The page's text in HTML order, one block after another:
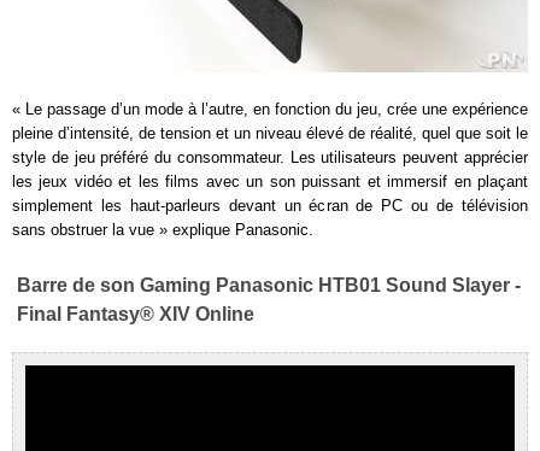
« Le passage d’un mode à l’autre, en fonction du jeu, crée une expérience
pleine d’intensité, de tension et un niveau élevé de réalité, quel que soit le
style de jeu préféré du consommateur. Les utilisateurs peuvent apprécier
les jeux vidéo et les films avec un son puissant et immersif en plaçant
simplement les haut-parleurs devant un écran de PC ou de télévision
sans obstruer la vue » explique Panasonic.
Barre de son Gaming Panasonic HTB01 Sound Slayer -
Final Fantasy® XIV Online